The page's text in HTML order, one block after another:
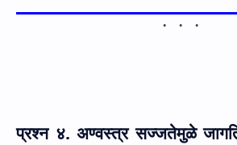
प्रश्न ४. अण्वस्त्र सज्जतेमुळे